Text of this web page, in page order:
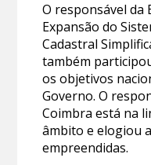
O responsável da
Expansão do
Cadastral
também
os objetivos
Governo. O
Coimbra está na
âmbito e elogiou
empreendidas.